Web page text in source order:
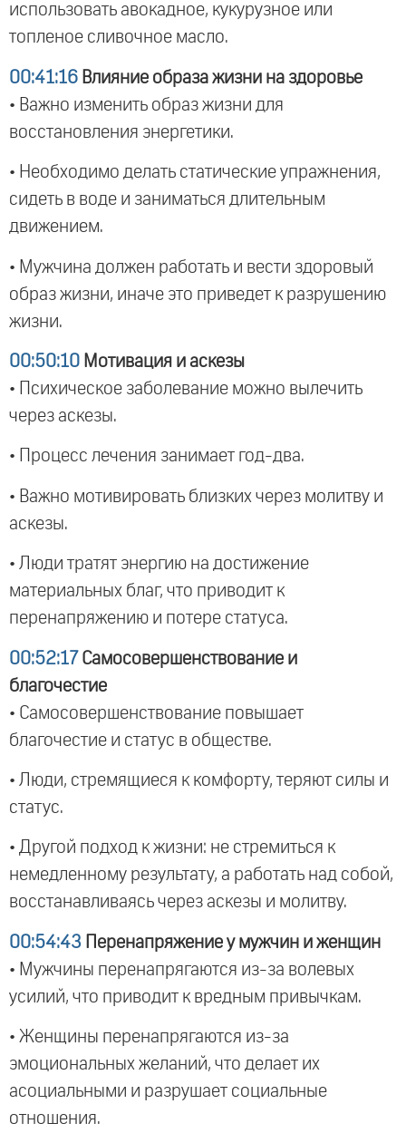
использовать авокадное, кукурузное или
топленое сливочное масло.
00:41:16 Влияние образа жизни на здоровье
• Важно изменить образ жизни для
восстановления энергетики.
• Необходимо делать статические упражнения,
сидеть в воде и заниматься длительным
движением.
• Мужчина должен работать и вести здоровый
образ жизни, иначе это приведет к разрушению
жизни.
00:50:10 Мотивация и аскезы
• Психическое заболевание можно вылечить
через аскезы.
• Процесс лечения занимает год-два.
• Важно мотивировать близких через молитву и
аскезы.
• Люди тратят энергию на достижение
материальных благ, что приводит к
перенапряжению и потере статуса.
00:52:17 Самосовершенствование и
благочестие
• Самосовершенствование повышает
благочестие и статус в обществе.
• Люди, стремящиеся к комфорту, теряют силы и
статус.
• Другой подход к жизни: не стремиться к
немедленному результату, а работать над собой,
восстанавливаясь через аскезы и молитву.
00:54:43 Перенапряжение у мужчин и женщин
• Мужчины перенапрягаются из-за волевых
усилий, что приводит к вредным привычкам.
• Женщины перенапрягаются из-за
эмоциональных желаний, что делает их
асоциальными и разрушает социальные
отношения.